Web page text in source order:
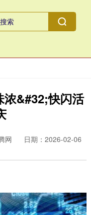
&#32;快闪活
网
日期：2026-02-06